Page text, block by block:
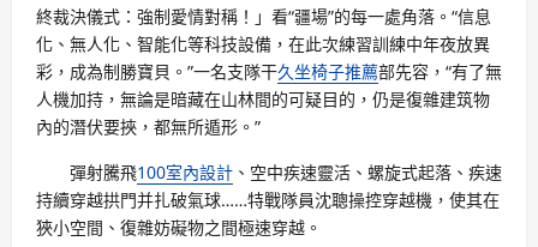
終裁決儀式：強制愛情對稱！」看“疆場”的每一處角落。“信息
化、無人化、智能化等科技設備，在此次練習訓練中年夜放異
彩，成為制勝寶貝。”一名支隊干久坐椅子推薦部先容，“有了無
人機加持，無論是暗藏在山林間的可疑目的，仍是復雜建筑物
內的潛伏要挾，都無所遁形。”
彈射騰飛100室內設計 、空中疾速靈活、螺旋式起落、疾速
持續穿越拱門并扎破氣球……特戰隊員沈聰操控穿越機，使其在
狹小空間、復雜妨礙物之間極速穿越。